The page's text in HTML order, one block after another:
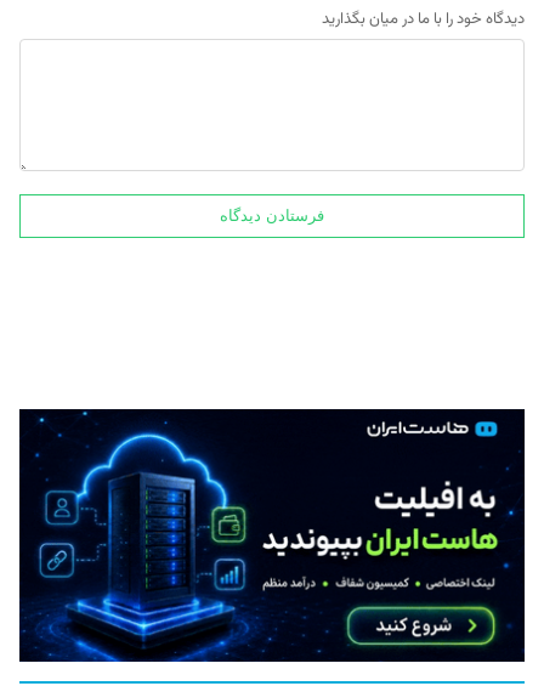
دیدگاه خود را با ما در میان بگذارید